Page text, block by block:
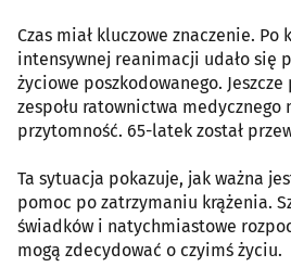
Czas miał kluczowe znaczenie.
intensywnej reanimacji udało się
życiowe poszkodowanego.
zespołu ratownictwa medycznego
przytomność. 65-latek został
Ta sytuacja pokazuje, jak ważna
pomoc po zatrzymaniu krążenia.
świadków i natychmiastowe
mogą zdecydować o czyimś życiu.